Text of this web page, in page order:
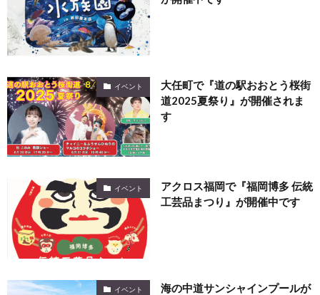
イベント
大任町で『道の駅おおとう桜街
道2025夏祭り』が開催されま
す
イベント
アクロス福岡で『福岡博多 伝統
工芸品まつり』が開催中です
イベント
海の中道サンシャインプールが